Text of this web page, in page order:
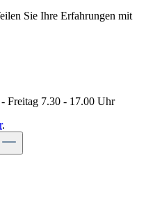
Sie Ihre Erfahrungen mit
Freitag 7.30 - 17.00 Uhr
.